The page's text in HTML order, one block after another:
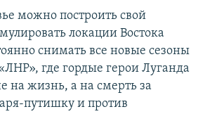
можно построить свой
локации Востока
снимать все новые сезоны
где гордые герои Луганда
на жизнь, а на смерть за
путишку и против